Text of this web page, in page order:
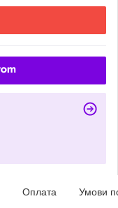
Оплата Умови